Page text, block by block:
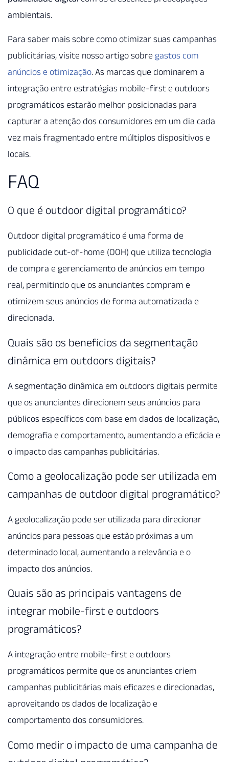
ambientais.
Para saber mais sobre como otimizar suas campanhas
publicitárias, visite nosso artigo sobre gastos com
anúncios e otimização. As marcas que dominarem a
integração entre estratégias mobile-first e outdoors
programáticos estarão melhor posicionadas para
capturar a atenção dos consumidores em um dia cada
vez mais fragmentado entre múltiplos dispositivos e
locais.
FAQ
O que é outdoor digital programático?
Outdoor digital programático é uma forma de
publicidade out-of-home (OOH) que utiliza tecnologia
de compra e gerenciamento de anúncios em tempo
real, permitindo que os anunciantes compram e
otimizem seus anúncios de forma automatizada e
direcionada.
Quais são os benefícios da segmentação
dinâmica em outdoors digitais?
A segmentação dinâmica em outdoors digitais permite
que os anunciantes direcionem seus anúncios para
públicos específicos com base em dados de localização,
demografia e comportamento, aumentando a eficácia e
o impacto das campanhas publicitárias.
Como a geolocalização pode ser utilizada em
campanhas de outdoor digital programático?
A geolocalização pode ser utilizada para direcionar
anúncios para pessoas que estão próximas a um
determinado local, aumentando a relevância e o
impacto dos anúncios.
Quais são as principais vantagens de
integrar mobile-first e outdoors
programáticos?
A integração entre mobile-first e outdoors
programáticos permite que os anunciantes criem
campanhas publicitárias mais eficazes e direcionadas,
aproveitando os dados de localização e
comportamento dos consumidores.
Como medir o impacto de uma campanha de